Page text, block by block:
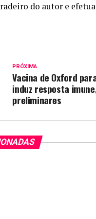
do autor e
PRÓXIMA
Vacina de Oxford
induz resposta
preliminares